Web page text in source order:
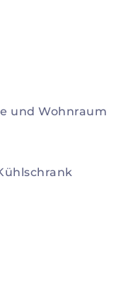
und Wohnraum